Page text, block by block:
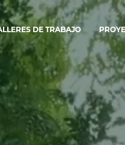
DE TRABAJO